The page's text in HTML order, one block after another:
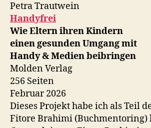
Petra Trautwein
Handyfrei
Wie Eltern ihren Kindern
einen gesunden Umgang mit
Handy & Medien beibringen
Molden Verlag
256 Seiten
Februar 2026
Dieses Projekt habe ich als Teil
Fitore Brahimi